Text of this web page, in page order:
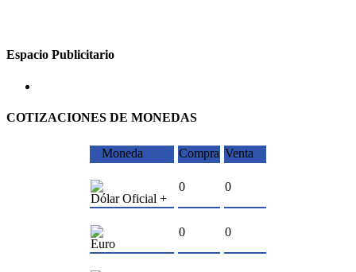
Espacio Publicitario
COTIZACIONES DE MONEDAS
Moneda Compra Venta
Dólar Oficial +
0 0
Euro
0 0